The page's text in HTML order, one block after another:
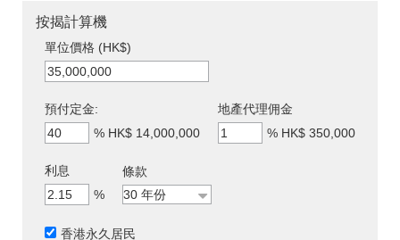
按揭計算機
單位價格 (HK$)
預付定金:
% HK$ 14,000,000
地產代理佣金
% HK$ 350,000
利息
%
條款
香港永久居民